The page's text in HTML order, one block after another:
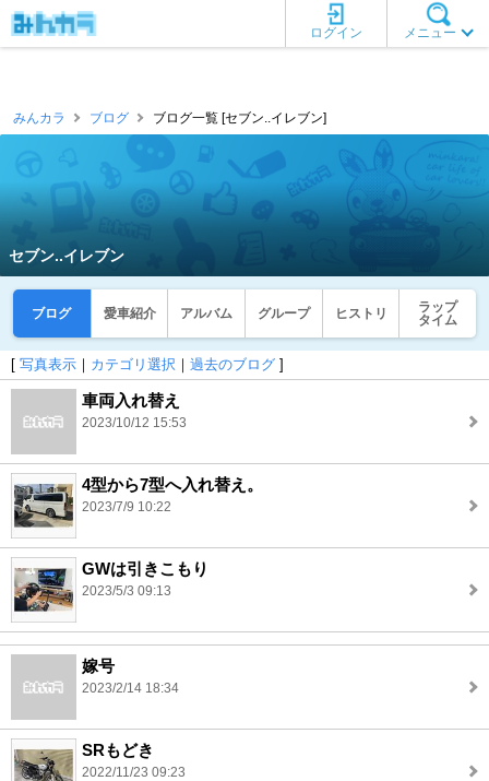
メニュー
ログイン
みんカラ ブログ ブログ一覧 [セブン..イレブン]
セブン..イレブン
ブログ 愛車紹介 アルバム グループ ヒストリ
ラップ
タイム
[ 写真表示 ｜ カテゴリ選択 ｜ 過去のブログ ]
車両入れ替え
2023/10/12 15:53
4型から7型へ入れ替え。
2023/7/9 10:22
GWは引きこもり
2023/5/3 09:13
嫁号
2023/2/14 18:34
SRもどき
2022/11/23 09:23